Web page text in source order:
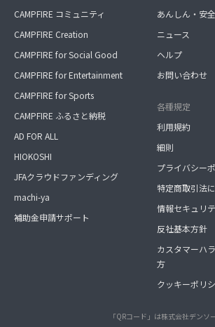
CAMPFIRE コミュニティ
CAMPFIRE Creation
CAMPFIRE for Social Good
CAMPFIRE for Entertainment
CAMPFIRE for Sports
CAMPFIRE ふるさと納税
AD FOR ALL
HIOKOSHI
JFAクラウドファンディング
machi-ya
補助金申請サポート
あんしん・安
ニュース
ヘルプ
お問い合わせ
各種規定
利用規約
細則
プライバシー
特定商取引法
情報セキュリ
反社基本方針
カスタマーハ
方
クッキーポリ
「QRコード」は株式会社デンソ